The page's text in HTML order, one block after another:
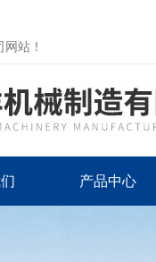
站！
产品中心